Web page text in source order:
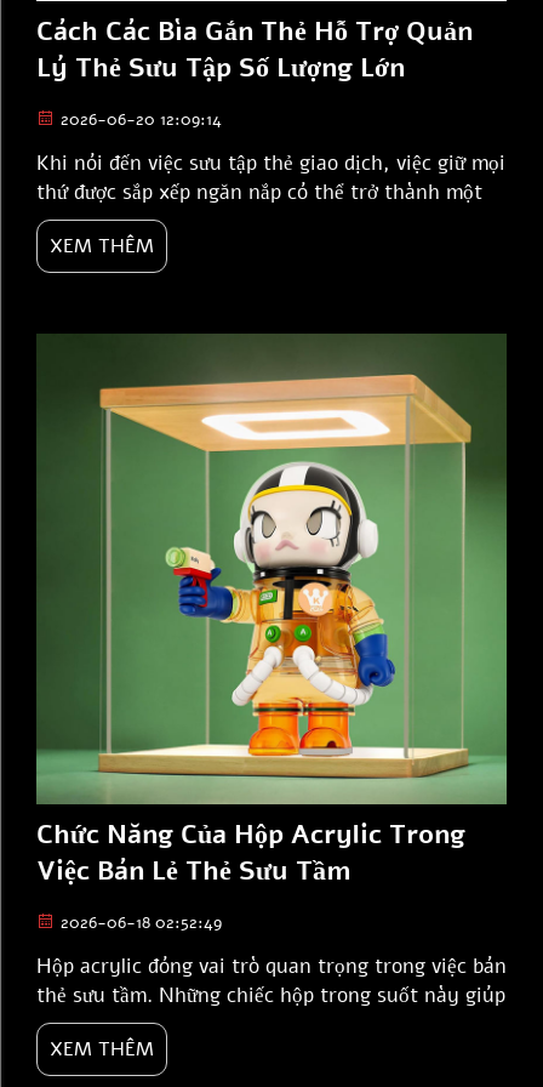
Cách Các Bìa Gắn Thẻ Hỗ Trợ Quản
Lý Thẻ Sưu Tập Số Lượng Lớn
2026-06-20 12:09:14
Khi nói đến việc sưu tập thẻ giao dịch, việc giữ mọi
thứ được sắp xếp ngăn nắp có thể trở thành một
công việc lớn. Nhiều người sưu tầm sở hữu rất
nhiều thẻ và cần một phương pháp tốt để lưu trữ
cũng như quản lý chúng. Đó là lúc các bìa gắn thẻ
phong bì đặc biệt dùng để...
XEM THÊM
Chức Năng Của Hộp Acrylic Trong
Việc Bán Lẻ Thẻ Sưu Tầm
2026-06-18 02:52:49
Hộp acrylic đóng vai trò quan trọng trong việc bán
thẻ sưu tầm. Những chiếc hộp trong suốt này giúp
bảo vệ thẻ có giá trị khỏi hư hại và bụi bẩn. Nhiều
người sưu tầm thẻ và muốn giữ chúng ở tình trạng
XEM THÊM